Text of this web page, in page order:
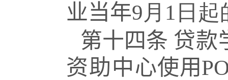
业当年9月1日
第十四条 贷款
资助中心使用